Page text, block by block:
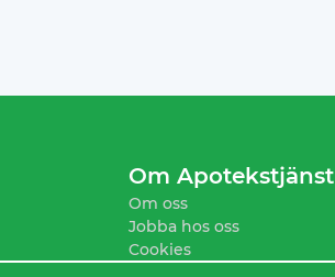
Om Apotekstjänst
Om oss
Jobba hos oss
Cookies